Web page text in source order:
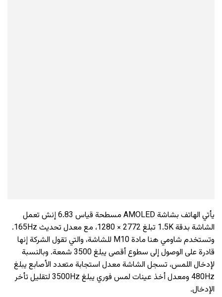
يأتي الهاتف بشاشة AMOLED مسطحة قياس 6.83 إنش تعمل
الشاشة بدقة 1.5K تبلغ 2772 × 1280، مع معدل تحديث 165Hz.
وتستخدم شاومي هنا مادة M10 للشاشة، والتي تقول الشركة إنها
قادرة على الوصول إلى سطوع أقصى يبلغ 3500 شمعة. وبالنسبة
لإدخال اللمس، تسجل الشاشة معدل استجابة متعدد الأصابع يبلغ
480Hz ومعدل أخذ عينات لمس فوري يبلغ 3500Hz لتقليل تأخر
الإدخال.